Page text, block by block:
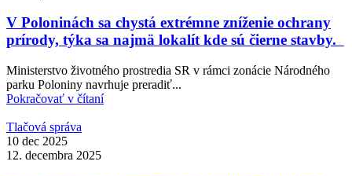
V Poloninách sa chystá extrémne zníženie ochrany
prírody, týka sa najmä lokalít kde sú čierne stavby.
Ministerstvo životného prostredia SR v rámci zonácie Národného
parku Poloniny navrhuje preradiť...
Pokračovať v čítaní
Tlačová správa
10 dec 2025
12. decembra 2025